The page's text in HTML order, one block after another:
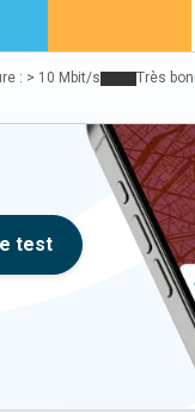
: > 10 Mbit/s Très
test